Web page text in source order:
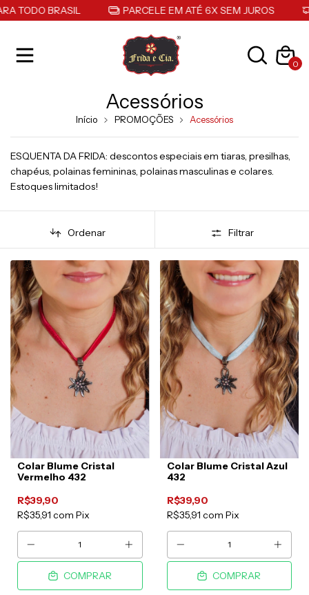
TODO BRASIL PARCELE EM ATÉ 6X SEM JUROS
0
Acessórios
Início PROMOÇÕES Acessórios
ESQUENTA DA FRIDA: descontos especiais em tiaras, presilhas,
chapéus, polainas femininas, polainas masculinas e colares.
Estoques limitados!
Ordenar Filtrar
Colar Blume Cristal
Vermelho 432
R$39,90
R$35,91 com Pix
COMPRAR
Colar Blume Cristal Azul
432
R$39,90
R$35,91 com Pix
COMPRAR